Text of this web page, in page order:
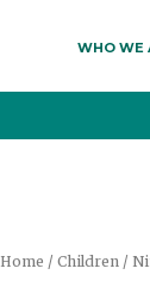
WHO WE
Home / Children /